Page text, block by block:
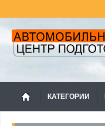
КАТЕГОРИИ